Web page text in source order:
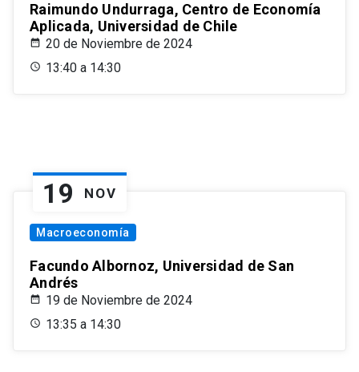
Raimundo Undurraga, Centro de Economía
Aplicada, Universidad de Chile
20 de Noviembre de 2024
13:40 a 14:30
19 NOV
Macroeconomía
Facundo Albornoz, Universidad de San
Andrés
19 de Noviembre de 2024
13:35 a 14:30